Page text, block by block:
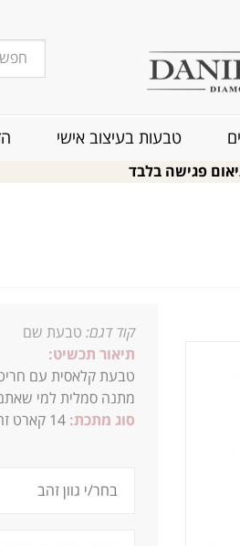
טבעות בעיצוב אישי
פגישה בלבד
קוד דגם: טבעת שם
תיאור תכשיט:
טבעת קלאסית עם
מתנה סמלית למי
סוג מתכת: 14 קארט